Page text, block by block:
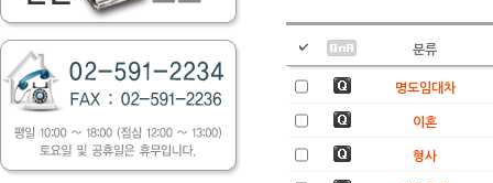
분류
명도임대차
이혼
형사